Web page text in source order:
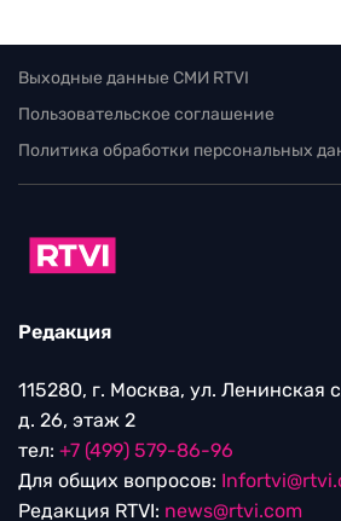
Выходные данные СМИ RTVI
Пользовательское соглашение
Политика обработки персональных
Редакция
115280, г. Москва, ул. Ленинская
д. 26, этаж 2
тел: +7 (499) 579-86-96
Для общих вопросов:
Редакция RTVI: news@rtvi.com